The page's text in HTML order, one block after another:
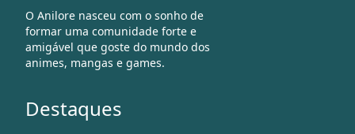
O Anilore nasceu com o sonho de
formar uma comunidade forte e
amigável que goste do mundo dos
animes, mangas e games.
Destaques